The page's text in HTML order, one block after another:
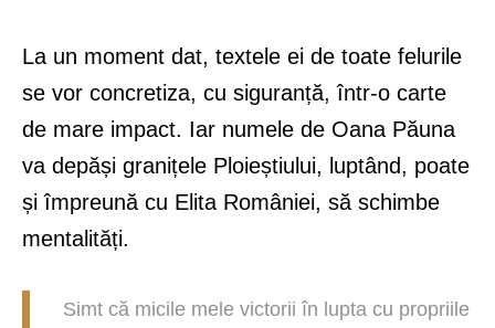
La un moment dat, textele ei de toate felurile
se vor concretiza, cu siguranță, într-o carte
de mare impact. Iar numele de Oana Păuna
va depăși granițele Ploieștiului, luptând, poate
și împreună cu Elita României, să schimbe
mentalități.
Simt că micile mele victorii în lupta cu propriile